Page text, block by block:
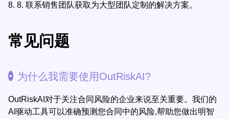
8. 8. 联系销售团队获取为大型团队定制的解决方案。
常见问题
为什么我需要使用OutRiskAI?
OutRiskAI对于关注合同风险的企业来说至关重要。我们的
AI驱动工具可以准确预测您合同中的风险,帮助您做出明智